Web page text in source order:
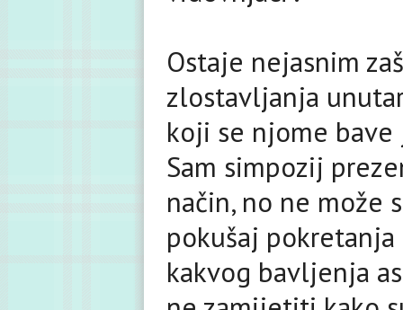
Ostaje nejasnim
zlostavljanja
koji se njome
Sam simpozij
način, no ne može
pokušaj
kakvog bavljenja